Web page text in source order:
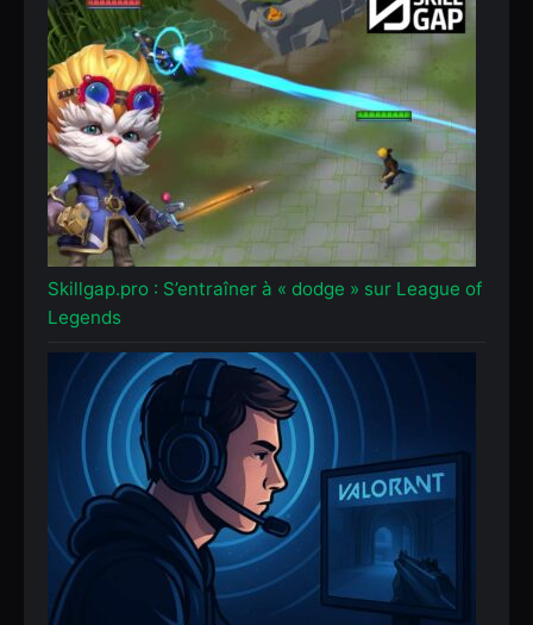
Skillgap.pro : S’entraîner à « dodge » sur League of
Legends